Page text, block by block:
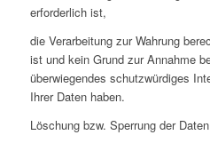
erforderlich ist,
die Verarbeitung zur Wahrung
ist und kein Grund zur Annahme
überwiegendes schutzwürdiges
Ihrer Daten haben.
Löschung bzw. Sperrung der Daten